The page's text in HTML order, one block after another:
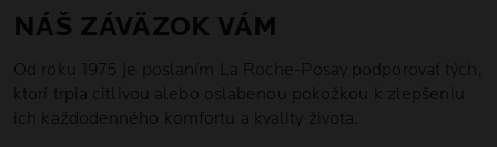
NÁŠ ZÁVÄZOK VÁM
Od roku 1975 je poslaním La Roche-Posay podporovať tých,
ktorí trpia citlivou alebo oslabenou pokožkou k zlepšeniu
ich každodenného komfortu a kvality života.